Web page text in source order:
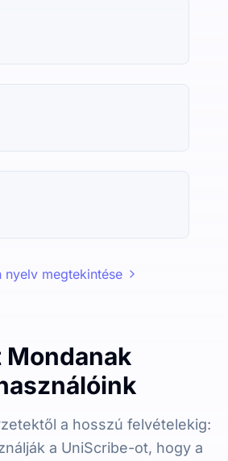
nyelv megtekintése
Mondanak
a hosszú felvételekig:
a UniScribe-ot, hogy a